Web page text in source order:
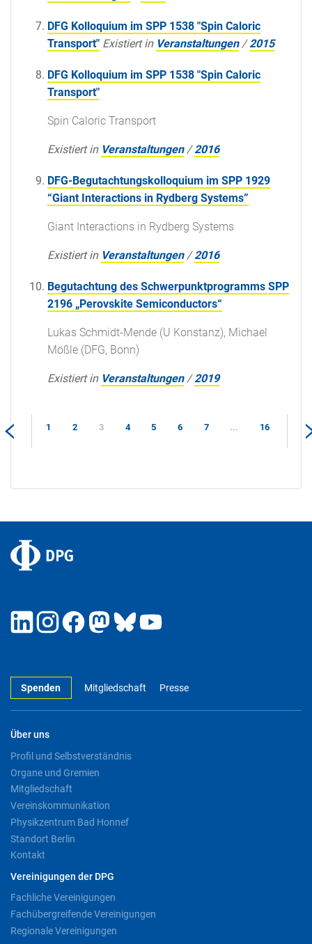
DFG Kolloquium im SPP 1538 "Spin Caloric
Transport" Existiert in Veranstaltungen /2015
DFG Kolloquium im SPP 1538 "Spin Caloric
Transport"
Spin Caloric Transport
Existiert in Veranstaltungen /2016
DFG-Begutachtungskolloquium im SPP 1929
“Giant Interactions in Rydberg Systems”
Giant Interactions in Rydberg Systems
Existiert in Veranstaltungen /2016
Begutachtung des Schwerpunktprogramms SPP
2196 „Perovskite Semiconductors“
Lukas Schmidt-Mende (U Konstanz), Michael
Mößle (DFG, Bonn)
Existiert in Veranstaltungen /2019
1 2 3 4 5 6 7 ... 16
Spenden Mitgliedschaft Presse
Über uns
Profil und Selbstverständnis
Organe und Gremien
Mitgliedschaft
Vereinskommunikation
Physikzentrum Bad Honnef
Standort Berlin
Kontakt
Vereinigungen der DPG
Fachliche Vereinigungen
Fachübergreifende Vereinigungen
Regionale Vereinigungen